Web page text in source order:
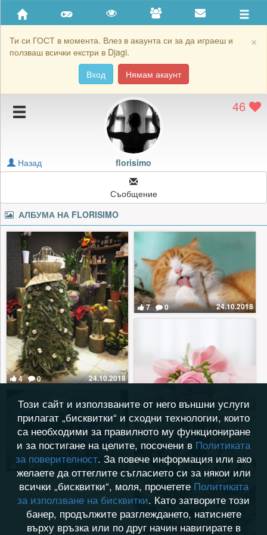
×
Ти си ГОСТ в момента. Влез в акаунта си за да играеш и
ползваш всички екстри в Djagi.
Вход
Нямам акаунт
Приятели
Хронология на игри
Подаръците на florisimo
Картичките на florisimo
Блокирай florisimo
46
florisimo
Назад
Съобщение
АЛБУМА НА FLORISIMO
4 0 24.10.2018
7 0 24.10.2018
4 0 24.10.2018
3 0 24.10.2018
Този сайт и използваните от него външни услуги
прилагат „бисквитки“ и сходни технологии, които
са необходими за правилното му функциониране
и за постигане на целите, посочени в Политиката
за поверителност. За повече информация или ако
желаете да оттеглите съгласието си за някои или
всички „бисквитки“, моля, прочетете Политиката
за използване на бисквитки. Като затворите този
банер, продължите разглеждането, натиснете
върху връзка или по друг начин навигирате в